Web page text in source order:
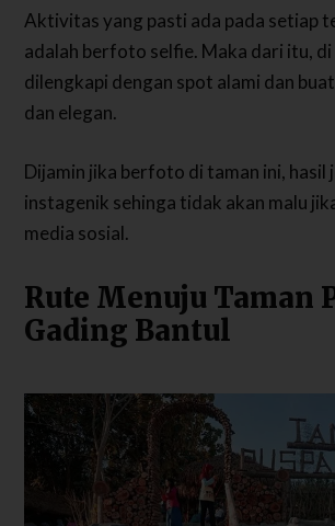
Aktivitas yang pasti ada pada setiap
adalah berfoto selfie. Maka dari itu, di
dilengkapi dengan spot alami dan
dan elegan.
Dijamin jika berfoto di taman ini, hasil
instagenik sehinga tidak akan malu
media sosial.
Rute Menuju Taman
Gading Bantul